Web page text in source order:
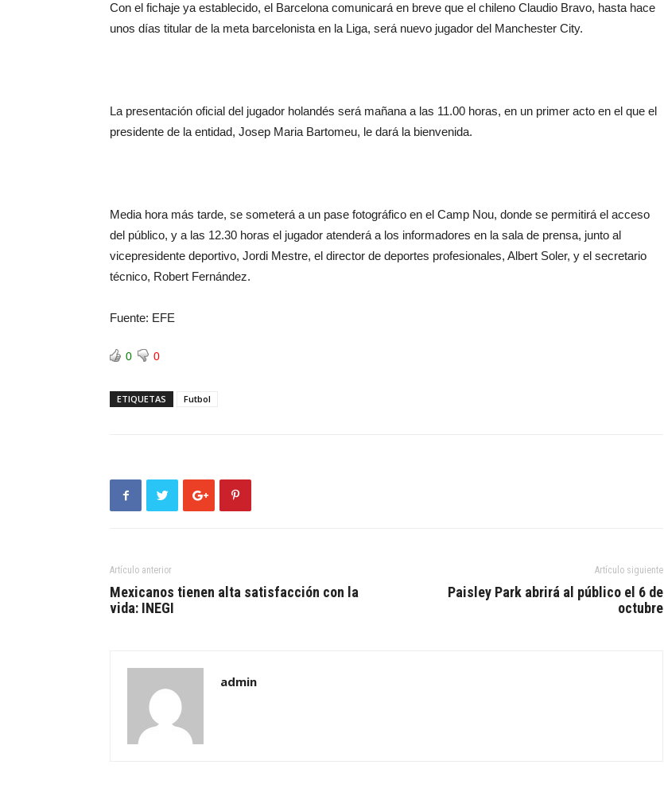
Con el fichaje ya establecido, el Barcelona comunicará en breve que el chileno Claudio Bravo, hasta hace
unos días titular de la meta barcelonista en la Liga, será nuevo jugador del Manchester City.
La presentación oficial del jugador holandés será mañana a las 11.00 horas, en un primer acto en el que el
presidente de la entidad, Josep Maria Bartomeu, le dará la bienvenida.
Media hora más tarde, se someterá a un pase fotográfico en el Camp Nou, donde se permitirá el acceso
del público, y a las 12.30 horas el jugador atenderá a los informadores en la sala de prensa, junto al
vicepresidente deportivo, Jordi Mestre, el director de deportes profesionales, Albert Soler, y el secretario
técnico, Robert Fernández.
Fuente: EFE
0 0
ETIQUETAS Futbol
Artículo anterior
Mexicanos tienen alta satisfacción con la
vida: INEGI
Artículo siguiente
Paisley Park abrirá al público el 6 de
octubre
admin